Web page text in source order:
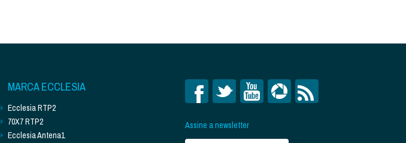
MARCA ECCLESIA
Ecclesia RTP2
70X7 RTP2
Ecclesia Antena1
Assine a newsletter